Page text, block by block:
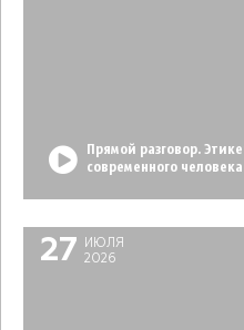
Прямой разговор.
современного человека
27
ИЮЛЯ
2026